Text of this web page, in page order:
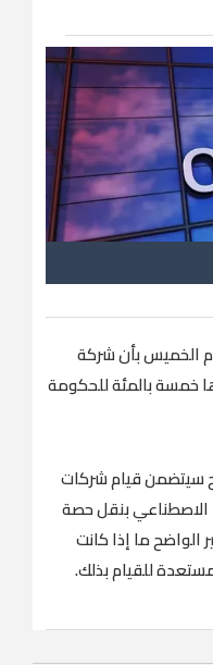
الخميس بأن شركة
خمسة بالمئة للحكومة
سيتضمن ⁠قيام شركات
بنقل حصة
‌ما إذا ‌كانت
للقيام بذلك.